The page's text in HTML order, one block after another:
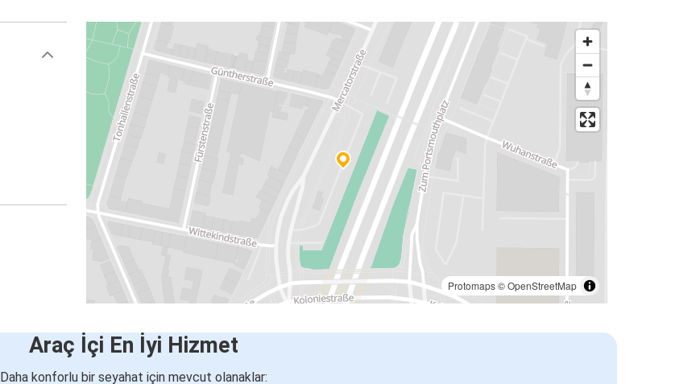
Protomaps©OpenStreetMap
Araç İçi En İyi Hizmet
Daha konforlu bir seyahat için mevcut olanaklar: